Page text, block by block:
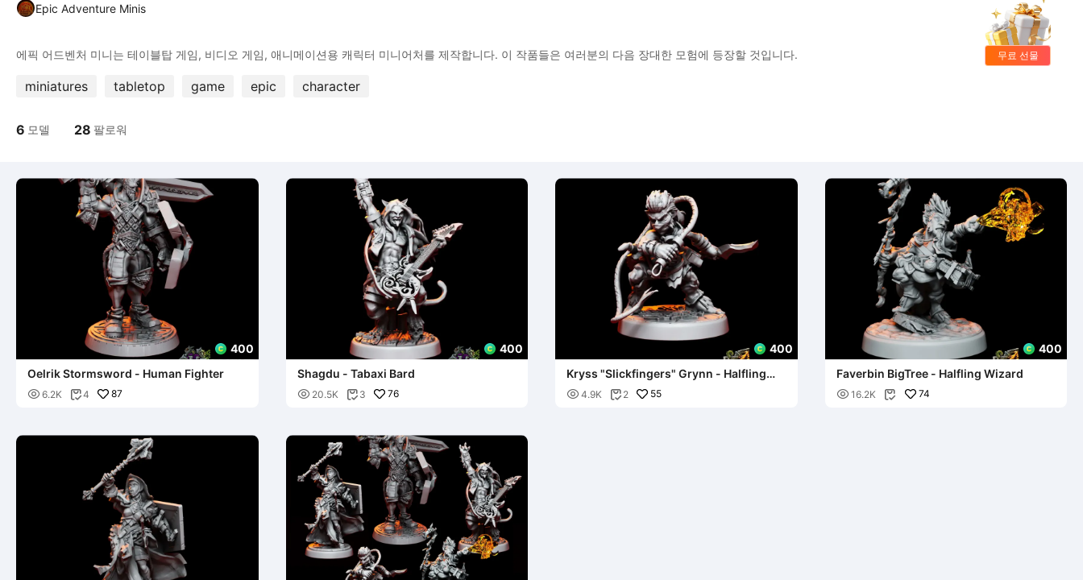
Epic Adventure Minis
miniatures tabletop game epic character
6 모델 28 팔로워
400
Oelrik Stormsword - Human Fighter
 6.2K 4 87
400
Shagdu - Tabaxi Bard
 20.5K  3 76
400
Kryss "Slickfingers" Grynn - Halfling
Rogue
 4.9K  2 55
400
Faverbin BigTree - Halfling Wizard
 16.2K  74
무료 선물